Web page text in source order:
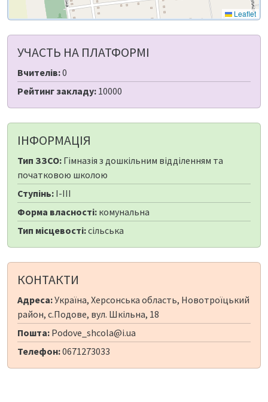
Leaflet
УЧАСТЬ НА ПЛАТФОРМІ
Вчителів:0
Рейтинг закладу: 10000
ІНФОРМАЦІЯ
Тип ЗЗСО: Гімназія з дошкільним відділенням та
початковою школою
Ступінь: I-III
Форма власності: комунальна
Тип місцевості:сільська
КОНТАКТИ
Адреса:Україна, Херсонська область, Новотроїцький
район, с.Подове, вул. Шкільна, 18
Пошта: Podove_shcola@i.ua
Телефон:0671273033